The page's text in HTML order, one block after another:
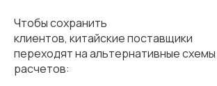
Чтобы сохранить
клиентов, китайские поставщики
переходят на альтернативные схемы
расчетов: